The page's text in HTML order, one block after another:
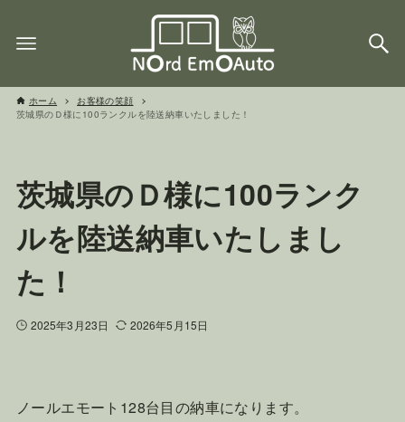
ホーム
お客様の笑顔
茨城県のＤ様に100ランクルを陸送納車いたしました！
茨城県のＤ様に100ランク
ルを陸送納車いたしまし
た！
2025年3月23日 2026年5月15日
ノールエモート128台目の納車になります。